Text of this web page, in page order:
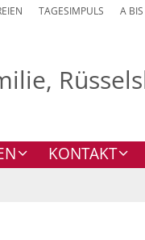
TAGESIMPULS A
KONTAKT